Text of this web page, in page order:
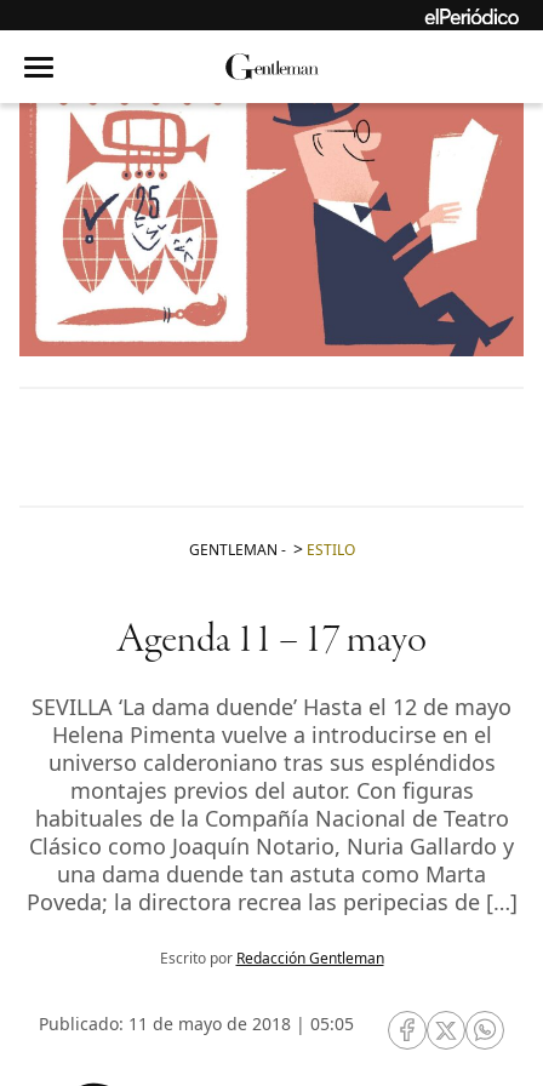
GENTLEMAN - ESTILO
Agenda 11 – 17 mayo
SEVILLA ‘La dama duende’ Hasta el 12 de mayo
Helena Pimenta vuelve a introducirse en el
universo calderoniano tras sus espléndidos
montajes previos del autor. Con figuras
habituales de la Compañía Nacional de Teatro
Clásico como Joaquín Notario, Nuria Gallardo y
una dama duende tan astuta como Marta
Poveda; la directora recrea las peripecias de […]
Escrito por Redacción Gentleman
Publicado: 11 de mayo de 2018 | 05:05
RRSS Facebook
RRSSRRSS